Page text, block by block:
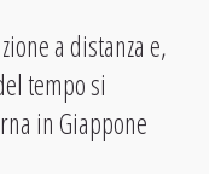
a distanza e,
tempo si
in Giappone